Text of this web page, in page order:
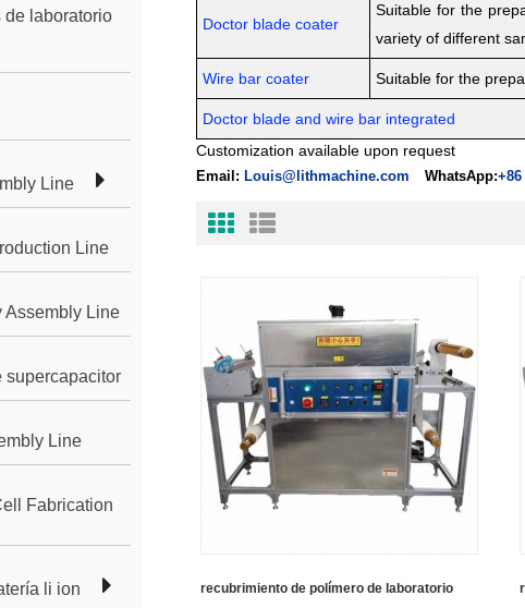
de laboratorio
Line
Line
Assembly Line
supercapacitor
Line
Fabrication
li ion
Doctor blade coater
Suitable for the
variety of different
Wire bar coater Suitable for the
Doctor blade and wire bar integrated
Customization available upon request
Email: Louis@lithmachine.com WhatsApp:+86
recubrimiento de polímero de laboratorio